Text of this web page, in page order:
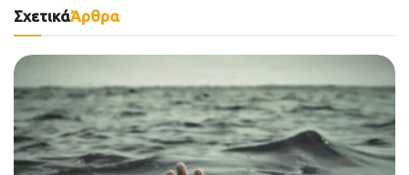
ΣχετικάΆρθρα